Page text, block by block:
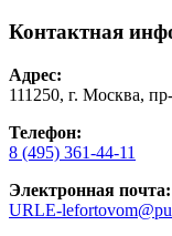
Контактная
Адрес:
111250, г. Москва,
Телефон:
8 (495) 361-44-11
Электронная почта:
URLE-